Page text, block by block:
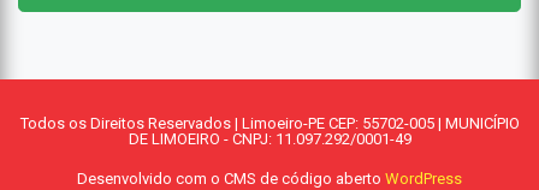
Todos os Direitos Reservados | Limoeiro-PE CEP: 55702-005 | MUNICÍPIO
DE LIMOEIRO - CNPJ: 11.097.292/0001-49
Desenvolvido com o CMS de código aberto WordPress